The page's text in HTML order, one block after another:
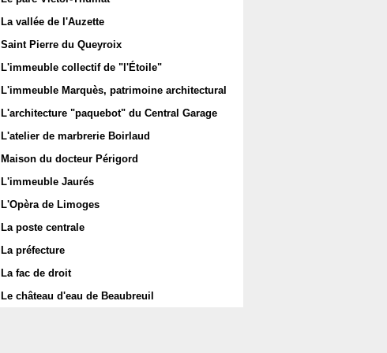
La vallée de l'Auzette
Saint Pierre du Queyroix
L'immeuble collectif de "l'Étoile"
L'immeuble Marquès, patrimoine architectural
L'architecture "paquebot" du Central Garage
L'atelier de marbrerie Boirlaud
Maison du docteur Périgord
L'immeuble Jaurés
L'Opèra de Limoges
La poste centrale
La préfecture
La fac de droit
Le château d'eau de Beaubreuil